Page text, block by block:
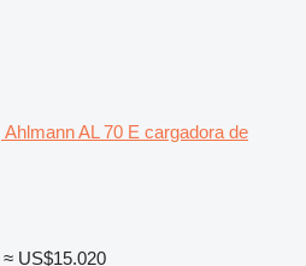
Ahlmann AL 70 E cargadora de
≈ US$15.020